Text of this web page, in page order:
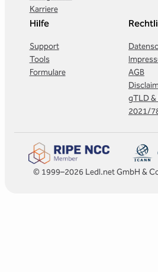
Karriere
Hilfe
Support
Tools
Formulare
AGB
gTLD &
2021/
© 1999–2026 Ledl.net GmbH &